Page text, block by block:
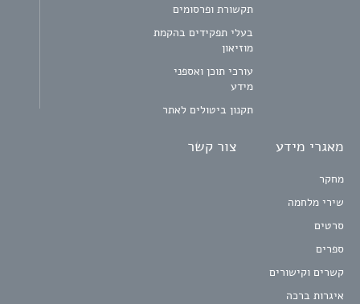
תקשורת ופרסומים
בעלי תפקידים בהקמת
מוזיאון
עורכי תוכן ואספני
מידע
תקנון ביטולים לאתר
מאגרי מידע
מחקר
שירי מלחמה
סרטים
ספרים
קשרים וקישורים
איגרות ברכה
צור קשר